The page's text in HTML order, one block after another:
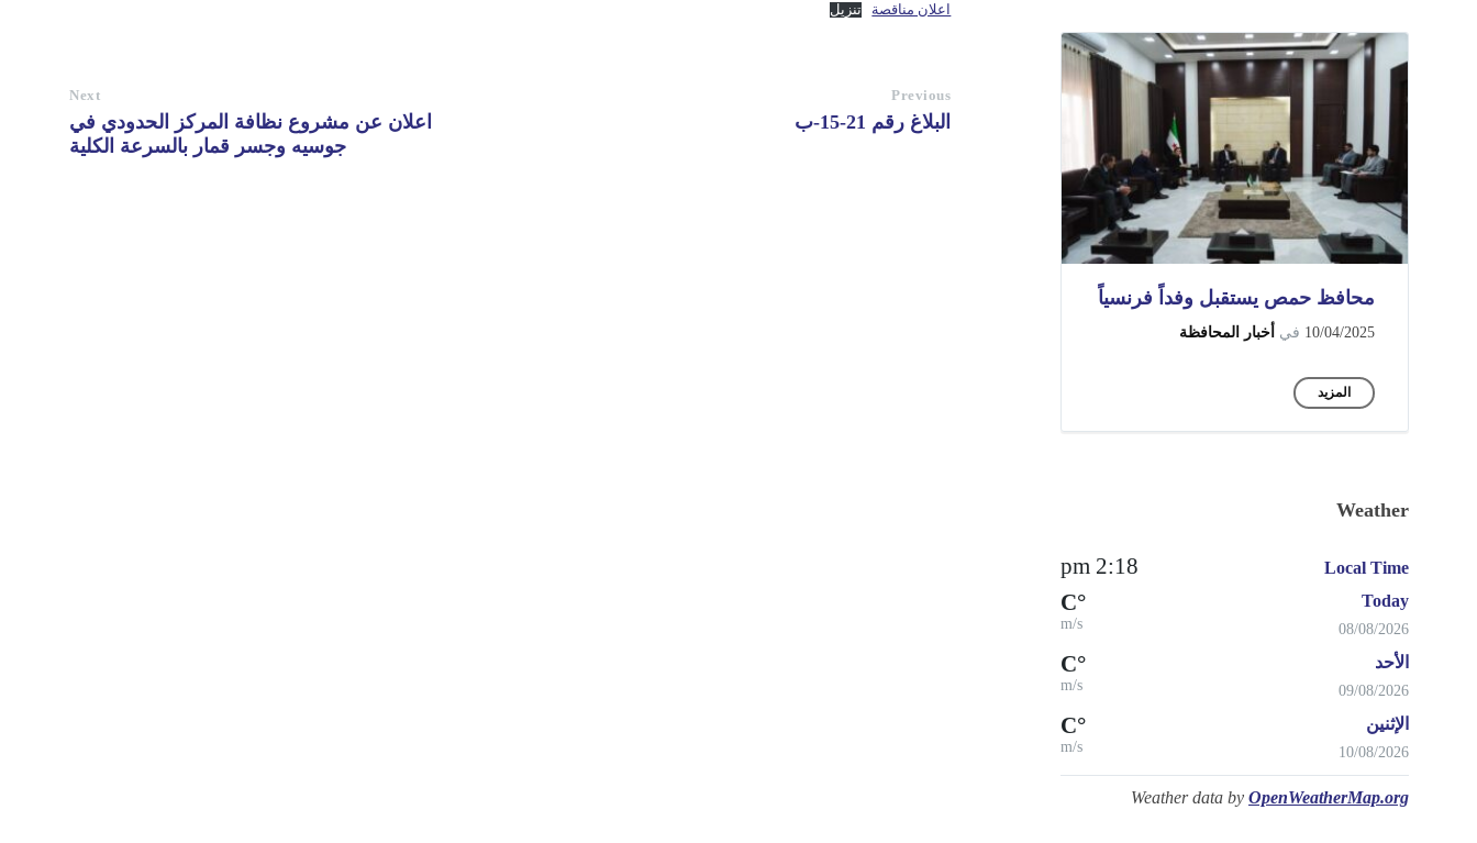
اعلان مناقصة تنزيل
Previous
البلاغ رقم 21-15-ب
Next
اعلان عن مشروع نظافة المركز الحدودي في
جوسيه وجسر قمار بالسرعة الكلية
محافظ حمص يستقبل وفداً فرنسياً
10/04/2025 في أخبار المحافظة
المزيد
Weather
Local Time
2:18 pm
Today
08/08/2026
°C
m/s
الأحد
09/08/2026
°C
m/s
الإثنين
10/08/2026
°C
m/s
Weather data by OpenWeatherMap.org